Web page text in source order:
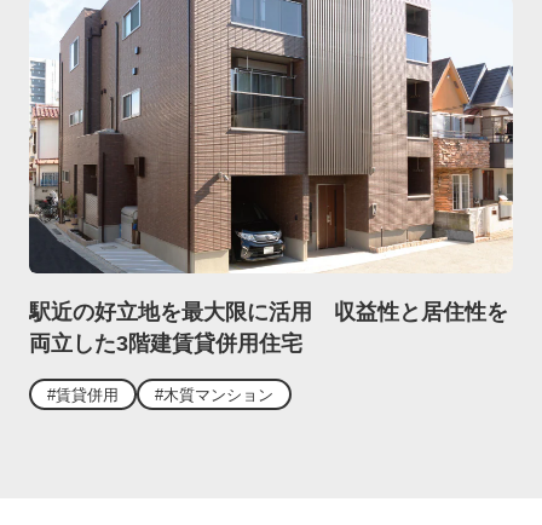
駅近の好立地を最大限に活用 収益性と居住性を
両立した3階建賃貸併用住宅
#賃貸併用 #木質マンション